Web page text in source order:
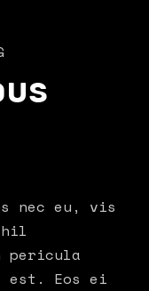
nec eu, vis
pericula
est. Eos ei